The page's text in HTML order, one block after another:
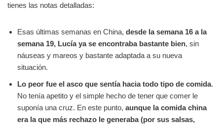
tienes las notas detalladas:
Esas últimas semanas en China, desde la semana 16 a la
semana 19, Lucía ya se encontraba bastante bien, sin
náuseas y mareos y bastante adaptada a su nueva
situación.
Lo peor fue el asco que sentía hacia todo tipo de comida.
No tenía apetito y el simple hecho de tener que comer le
suponía una cruz. En este punto, aunque la comida china
era la que más rechazo le generaba (por sus salsas,